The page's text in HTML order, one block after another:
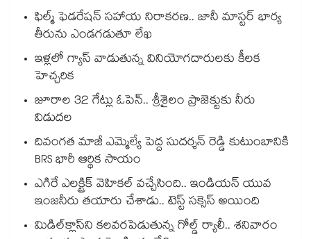
ఫిల్మ్ ఫెడరేషన్ సహాయ నిరాకరణ.. జానీ మాస్టర్ భార్య
తీరును ఎండగడుతూ లేఖ
ఇళ్లలో గ్యాస్ వాడుతున్న వినియోగదారులకు కీలక
హెచ్చరిక
జూరాల 32 గేట్లు ఓపెన్.. శ్రీశైలం ప్రాజెక్టుకు నీరు
విడుదల
దివంగత మాజీ ఎమ్మెల్యే పెద్ద సుదర్శన్ రెడ్డి కుటుంబానికి
BRS భారీ ఆర్థిక సాయం
ఎగిరే ఎలక్ట్రిక్ వెహికల్ వచ్చేసింది.. ఇండియన్ యువ
ఇంజనీరు తయారు చేశాడు.. టెస్ట్ సక్సెస్ అయింది
మిడిల్‌క్లాస్‌ని కలవరపెడుతున్న గోల్డ్ ర్యాలీ.. శనివారం